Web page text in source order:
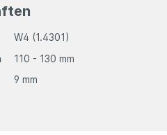
W4 (1.4301)
110 - 130 mm
9 mm